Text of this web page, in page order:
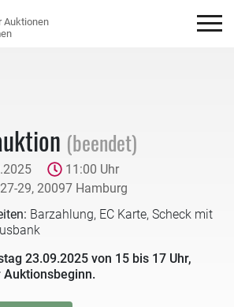
(beendet)
11:00 Uhr
29, 20097 Hamburg
Barzahlung, EC Karte, Scheck mit
23.09.2025 von 15 bis 17 Uhr,
Auktionsbeginn.